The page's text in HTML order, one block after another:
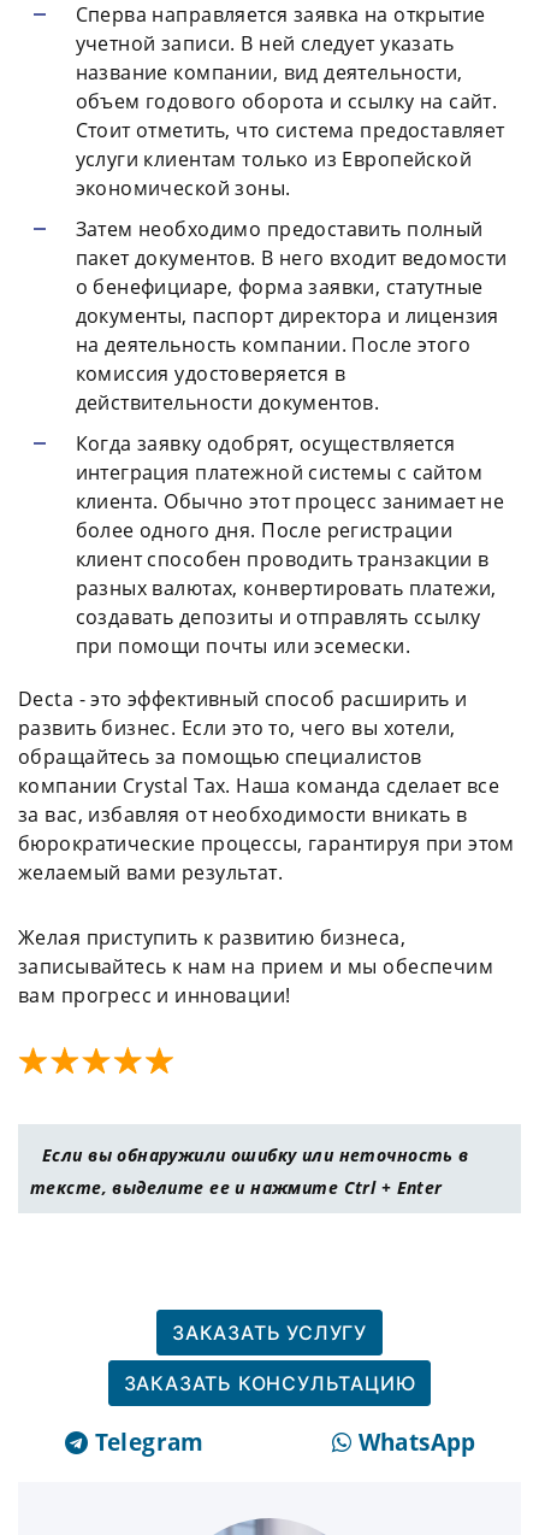
Сперва направляется заявка на открытие
учетной записи. В ней следует указать
название компании, вид деятельности,
объем годового оборота и ссылку на сайт.
Стоит отметить, что система предоставляет
услуги клиентам только из Европейской
экономической зоны.
Затем необходимо предоставить полный
пакет документов. В него входит ведомости
о бенефициаре, форма заявки, статутные
документы, паспорт директора и лицензия
на деятельность компании. После этого
комиссия удостоверяется в
действительности документов.
Когда заявку одобрят, осуществляется
интеграция платежной системы с сайтом
клиента. Обычно этот процесс занимает не
более одного дня. После регистрации
клиент способен проводить транзакции в
разных валютах, конвертировать платежи,
создавать депозиты и отправлять ссылку
при помощи почты или эсемески.
Decta - это эффективный способ расширить и
развить бизнес. Если это то, чего вы хотели,
обращайтесь за помощью специалистов
компании Crystal Tax. Наша команда сделает все
за вас, избавляя от необходимости вникать в
бюрократические процессы, гарантируя при этом
желаемый вами результат.
Желая приступить к развитию бизнеса,
записывайтесь к нам на прием и мы обеспечим
вам прогресс и инновации!
Если вы обнаружили ошибку или неточность в
тексте, выделите ее и нажмите Ctrl + Enter
ЗАКАЗАТЬ УСЛУГУ
ЗАКАЗАТЬ КОНСУЛЬТАЦИЮ
Telegram WhatsApp